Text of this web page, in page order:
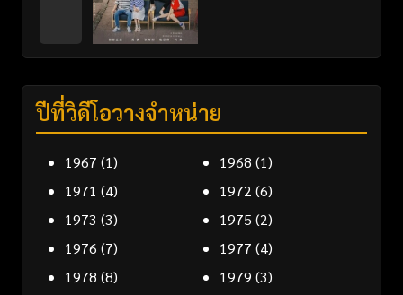
ปีที่วิดีโอวางจำหน่าย
1967 (1) 1968 (1)
1971 (4) 1972 (6)
1973 (3) 1975 (2)
1976 (7) 1977 (4)
1978 (8) 1979 (3)